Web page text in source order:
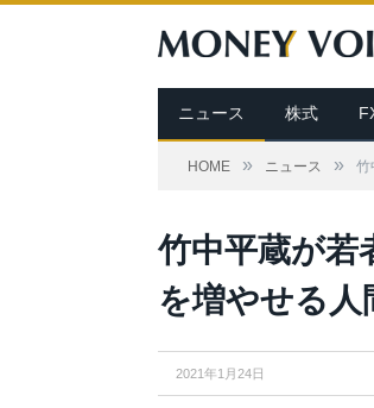
ニュース 株式
HOME » ニュース » 竹
竹中平蔵が若
を増やせる人
2021年1月24日